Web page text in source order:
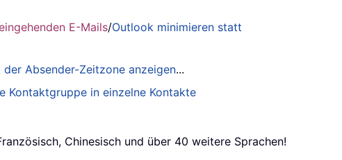
E-Mails/Outlook minimieren statt
Absender-Zeitzone anzeigen...
Kontaktgruppe in einzelne Kontakte
Chinesisch und über 40 weitere Sprachen!